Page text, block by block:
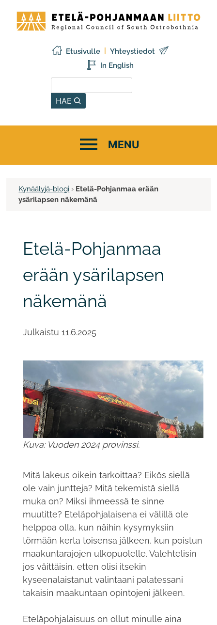
sisältöön
Pohjanmaan
liitto
Etusivulle Yhteystiedot
HAE
In English
Kynäälyjä-blogi › Etelä-Pohjanmaa erään
ysärilapsen näkemänä
Etelä-Pohjanmaa
erään ysärilapsen
näkemänä
Julkaistu 11.6.2025
Kuva: Vuoden 2024 provinssi.
Mitä lakeus oikein tarkoittaa? Eikös siellä
ole vain juntteja? Mitä tekemistä siellä
muka on? Miksi ihmeessä te sinne
muutitte? Eteläpohjalaisena ei välillä ole
helppoa olla, kun näihin kysymyksiin
törmään kerta toisensa jälkeen, kun poistun
maakuntarajojen ulkopuolelle. Valehtelisin
jos väittäisin, etten olisi itsekin
kyseenalaistanut valintaani palatessani
takaisin maakuntaan opintojeni jälkeen.
Eteläpohjalaisuus on ollut minulle aina